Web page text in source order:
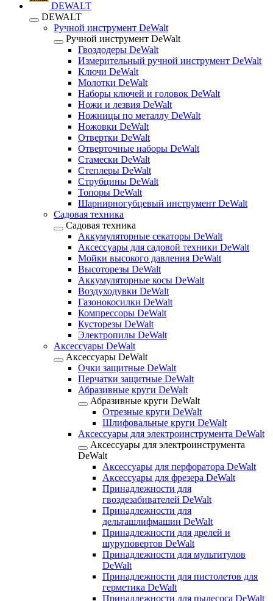
DEWALT
DEWALT
Ручной инструмент DeWalt
Ручной инструмент DeWalt
Гвоздодеры DeWalt
Измерительный ручной инструмент DeWalt
Ключи DeWalt
Молотки DeWalt
Наборы ключей и головок DeWalt
Ножи и лезвия DeWalt
Ножницы по металлу DeWalt
Ножовки DeWalt
Отвертки DeWalt
Отверточные наборы DeWalt
Стамески DeWalt
Степлеры DeWalt
Струбцины DeWalt
Топоры DeWalt
Шарнирногубцевый инструмент DeWalt
Садовая техника
Садовая техника
Аккумуляторные секаторы DeWalt
Аксессуары для садовой техники DeWalt
Мойки высокого давления DeWalt
Высоторезы DeWalt
Аккумуляторные косы DeWalt
Воздуходувки DeWalt
Газонокосилки DeWalt
Компрессоры DeWalt
Кусторезы DeWalt
Электропилы DeWalt
Аксессуары DeWalt
Аксессуары DeWalt
Очки защитные DeWalt
Перчатки защитные DeWalt
Абразивные круги DeWalt
Абразивные круги DeWalt
Отрезные круги DeWalt
Шлифовальные круги DeWalt
Аксессуары для электроинструмента DeWalt
Аксессуары для электроинструмента
DeWalt
Аксессуары для перфоратора DeWalt
Аксессуары для фрезера DeWalt
Принадлежности для
гвоздезабивателей DeWalt
Принадлежности для
дельташлифмашин DeWalt
Принадлежности для дрелей и
шуруповертов DeWalt
Принадлежности для мультитулов
DeWalt
Принадлежности для пистолетов для
герметика DeWalt
Принадлежности для пылесоса DeWalt